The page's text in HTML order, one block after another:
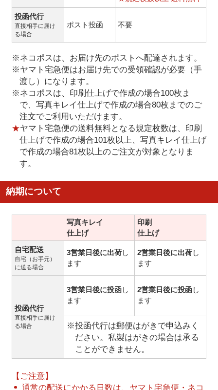
投函代行
直接相手に届け
る場合
ポスト投函 不要
※ネコポスは、お届け先のポストへ配達されます。
※ヤマト宅急便はお届け先での受領確認が必要（手
渡し）になります。
※ネコポスは、印刷仕上げで作成の場合100枚ま
で、写真キレイ仕上げで作成の場合80枚までのご
注文でご利用いただけます。
★ヤマト宅急便の送料無料となる規定枚数は、印刷
仕上げで作成の場合101枚以上、写真キレイ仕上げ
で作成の場合81枚以上のご注文が対象となりま
す。
納期について
写真キレイ
仕上げ
印刷
仕上げ
自宅配送
自宅（お手元）
に送る場合
3営業日後に出荷し
ます
2営業日後に出荷し
ます
投函代行
直接相手に届け
る場合
3営業日後に投函し
ます
2営業日後に投函し
ます
※投函代行は郵便はがきで申込みく
ださい。私製はがきの場合は承る
ことができません。
【ご注意】
通常の配送にかかる日数は、ヤマト宅急便・ネコ